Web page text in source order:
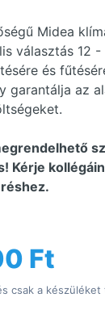
Midea
választás 12 -
és
garantálja az
Kérje
Ft
csak a készüléket